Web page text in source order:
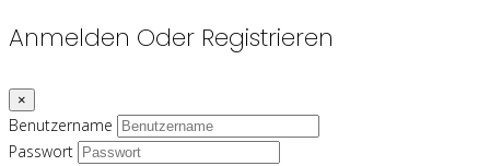
Anmelden Oder Registrieren
×
Benutzername
Passwort